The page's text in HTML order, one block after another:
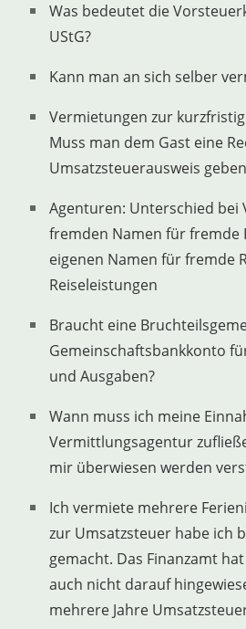
Was bedeutet die
UStG?
Kann man an sich selber
Vermietungen zur
Muss man dem Gast eine
Umsatzsteuerausweis
Agenturen: Unterschied bei
fremden Namen für fremde
eigenen Namen für fremde
Reiseleistungen
Braucht eine
Gemeinschaftsbankkonto
und Ausgaben?
Wann muss ich meine
Vermittlungsagentur
mir überwiesen werden
Ich vermiete mehrere
zur Umsatzsteuer habe ich
gemacht. Das Finanzamt
auch nicht darauf
mehrere Jahre